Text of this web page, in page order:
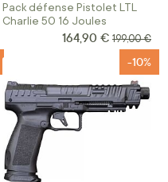
Pack défense Pistolet LTL
Charlie 50 16 Joules
Prix Spécial
164,90 € Prix normal
199,00 €
-10%